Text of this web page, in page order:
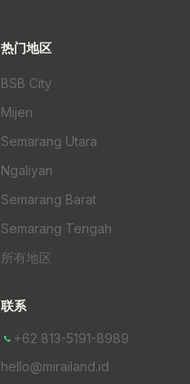
热门地区
BSB City
Mijen
Semarang Utara
Ngaliyan
Semarang Barat
Semarang Tengah
所有地区
联系
+62 813-5191-8989
hello@mirailand.id